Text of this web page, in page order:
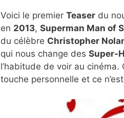
Voici le premier Teaser du
en 2013, Superman Man of
du célèbre Christopher
qui nous change des Super-
l’habitude de voir au
touche personnelle et ce